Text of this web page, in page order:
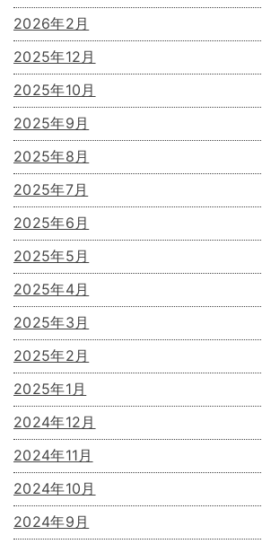
2026年2月
2025年12月
2025年10月
2025年9月
2025年8月
2025年7月
2025年6月
2025年5月
2025年4月
2025年3月
2025年2月
2025年1月
2024年12月
2024年11月
2024年10月
2024年9月